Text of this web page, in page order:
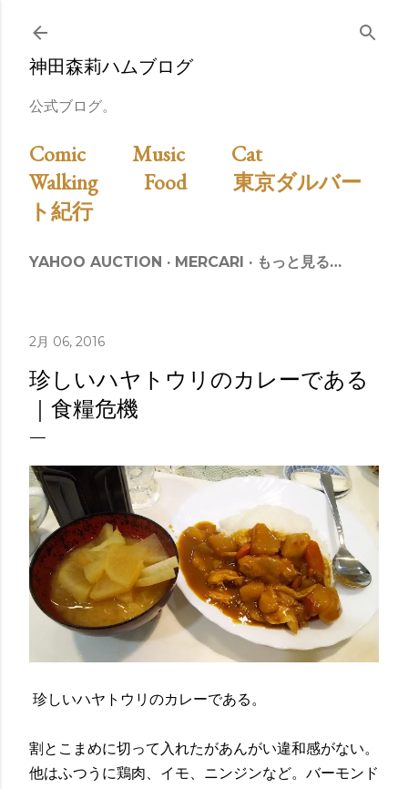
スキップしてメイン コンテンツに移動
神田森莉ハムブログ
公式ブログ。
Comic Music
Cat
Walking
Food
東京ダルバー
ト紀行
YAHOO AUCTION MERCARI もっと見る…
2月 06, 2016
珍しいハヤトウリのカレーである
｜食糧危機
珍しいハヤトウリのカレーである。
割とこまめに切って入れたがあんがい違和感がない。
他はふつうに鶏肉、イモ、ニンジンなど。バーモンド